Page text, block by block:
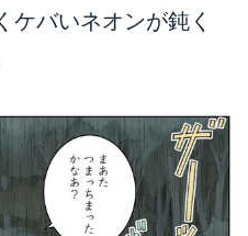
ケバいネオンが鈍く